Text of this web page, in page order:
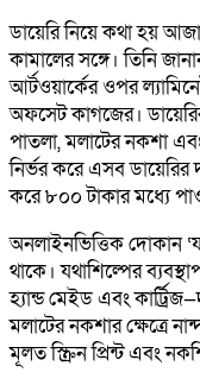
ডায়েরি নিয়ে কথা হয়
কামালের সঙ্গে। তিনি
আর্টওয়ার্কের ওপর
অফসেট কাগজের।
পাতলা, মলাটের নকশা
নির্ভর করে এসব
করে ৮০০ টাকার মধ্যে
অনলাইনভিত্তিক দোকান
থাকে। যথাশিল্পের
হ্যান্ড মেইড এবং
মলাটের নকশার ক্ষেত্রে
মূলত স্ক্রিন প্রিন্ট এবং